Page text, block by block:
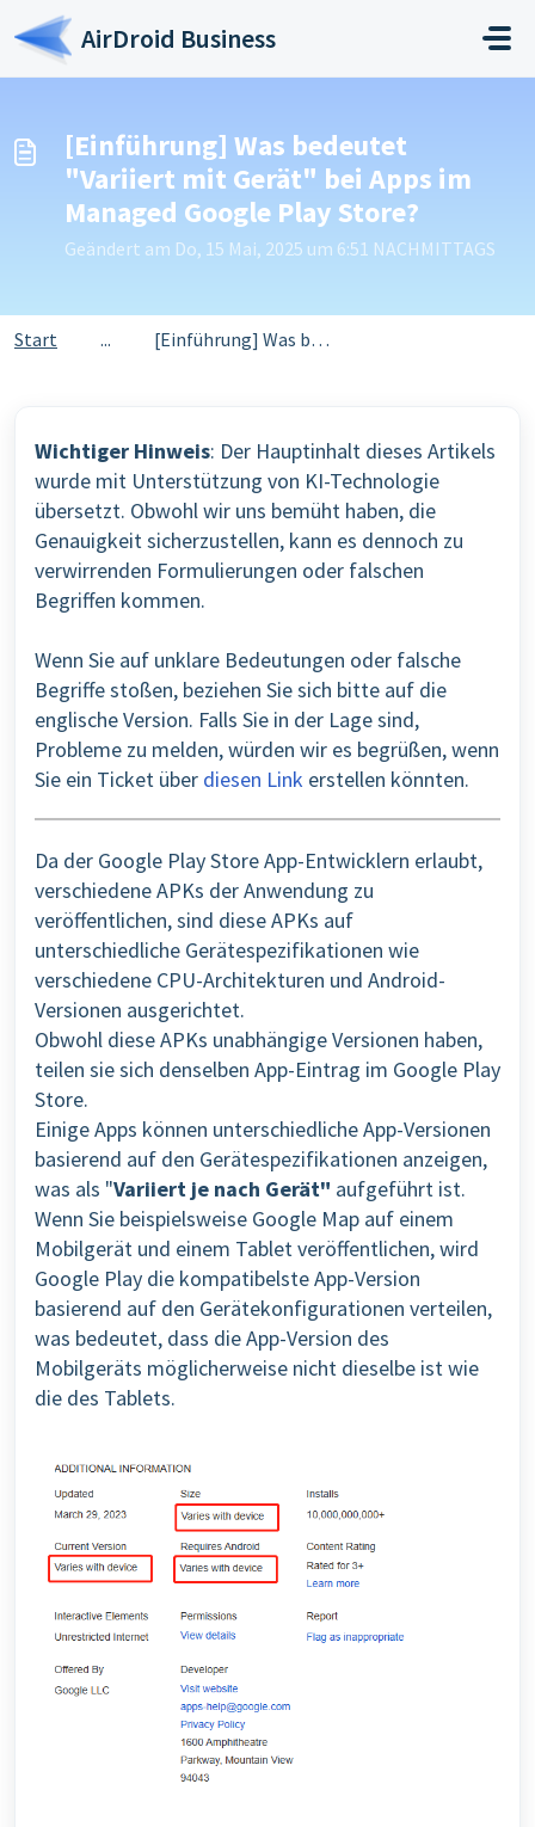
Zum hauptsächlichen Inhalt gehen
AirDroid Business
[Einführung] Was bedeutet
"Variiert mit Gerät" bei Apps im
Managed Google Play Store?
Geändert am Do, 15 Mai, 2025 um 6:51 NACHMITTAGS
Start ... [Einführung] Was bedeutet "Variiert mit Gerät" ...
Wichtiger Hinweis: Der Hauptinhalt dieses Artikels
wurde mit Unterstützung von KI-Technologie
übersetzt. Obwohl wir uns bemüht haben, die
Genauigkeit sicherzustellen, kann es dennoch zu
verwirrenden Formulierungen oder falschen
Begriffen kommen.
Wenn Sie auf unklare Bedeutungen oder falsche
Begriffe stoßen, beziehen Sie sich bitte auf die
englische Version. Falls Sie in der Lage sind,
Probleme zu melden, würden wir es begrüßen, wenn
Sie ein Ticket über diesen Link erstellen könnten.
Da der Google Play Store App-Entwicklern erlaubt,
verschiedene APKs der Anwendung zu
veröffentlichen, sind diese APKs auf
unterschiedliche Gerätespezifikationen wie
verschiedene CPU-Architekturen und Android-
Versionen ausgerichtet.
Obwohl diese APKs unabhängige Versionen haben,
teilen sie sich denselben App-Eintrag im Google Play
Store.
Einige Apps können unterschiedliche App-Versionen
basierend auf den Gerätespezifikationen anzeigen,
was als "Variiert je nach Gerät" aufgeführt ist.
Wenn Sie beispielsweise Google Map auf einem
Mobilgerät und einem Tablet veröffentlichen, wird
Google Play die kompatibelste App-Version
basierend auf den Gerätekonfigurationen verteilen,
was bedeutet, dass die App-Version des
Mobilgeräts möglicherweise nicht dieselbe ist wie
die des Tablets.